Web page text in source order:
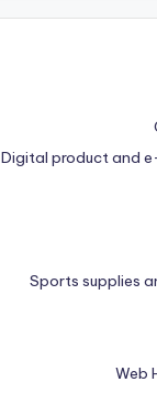
Digital product and
Sports supplies
Web